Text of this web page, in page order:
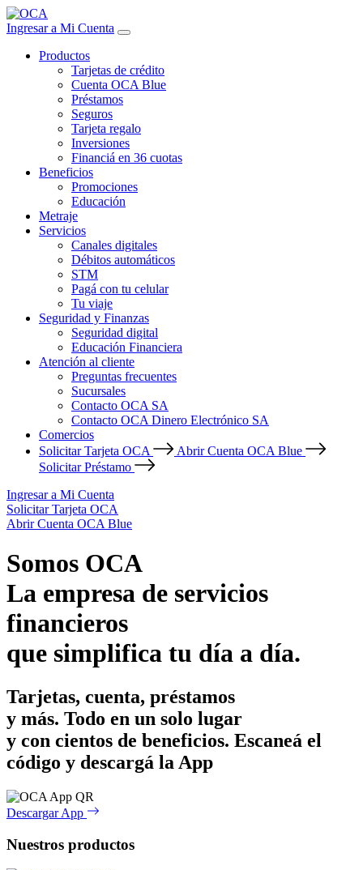
Ingresar a Mi Cuenta
Productos
Tarjetas de crédito
Cuenta OCA Blue
Préstamos
Seguros
Tarjeta regalo
Inversiones
Financiá en 36 cuotas
Beneficios
Promociones
Educación
Metraje
Servicios
Canales digitales
Débitos automáticos
STM
Pagá con tu celular
Tu viaje
Seguridad y Finanzas
Seguridad digital
Educación Financiera
Atención al cliente
Preguntas frecuentes
Sucursales
Contacto OCA SA
Contacto OCA Dinero Electrónico SA
Comercios
Solicitar Tarjeta OCA
Abrir Cuenta OCA Blue
Solicitar Préstamo
Ingresar a Mi Cuenta
Solicitar Tarjeta OCA
Abrir Cuenta OCA Blue
Somos OCA
La empresa de servicios
financieros
que simplifica tu día a día.
Tarjetas, cuenta, préstamos
y más. Todo en un solo lugar
y con cientos de beneficios. Escaneá el
código y descargá la App
Descargar App
Nuestros productos